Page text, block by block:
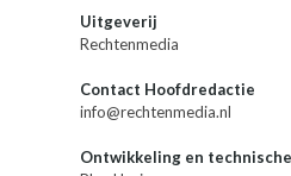
Uitgeverij
Rechtenmedia
Contact Hoofdredactie
info@rechtenmedia.nl
Ontwikkeling en